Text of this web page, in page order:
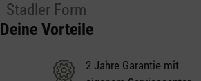
Stadler Form
Deine Vorteile
2 Jahre Garantie mit